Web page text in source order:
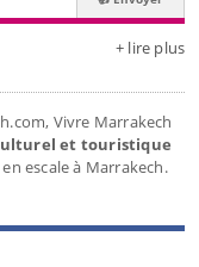
+ lire plus
Vivre Marrakech
et touristique
escale à Marrakech.